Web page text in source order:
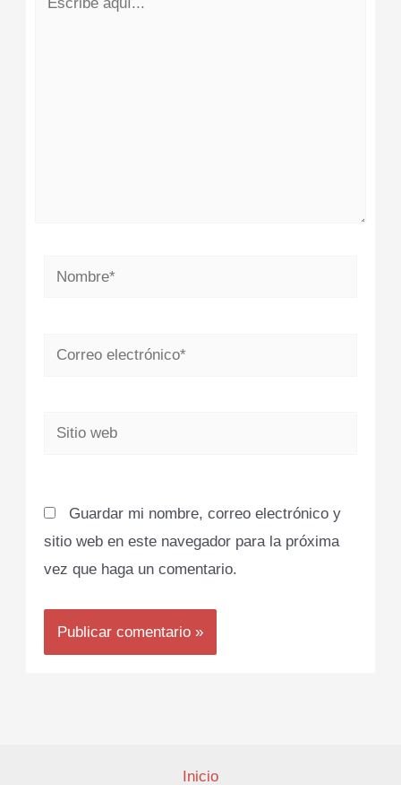
Nombre*
Correo
Sitio
Guardar mi nombre, correo electrónico y
sitio web en este navegador para la próxima
vez que haga un comentario.
Inicio